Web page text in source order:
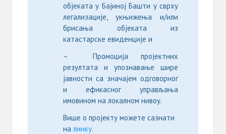
објеката у Бајиној Башти у сврху
легализације, укњижења и/или
брисања објеката из
катастарске евиденције и
– Промоција пројектних
резултата и упознавање шире
јавности са значајем одговорног
и ефикасног управљања
имовином на локалном нивоу.
Више о пројекту можете сазнати
на линку.